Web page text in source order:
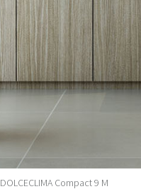
DOLCECLIMA Compact 9 M